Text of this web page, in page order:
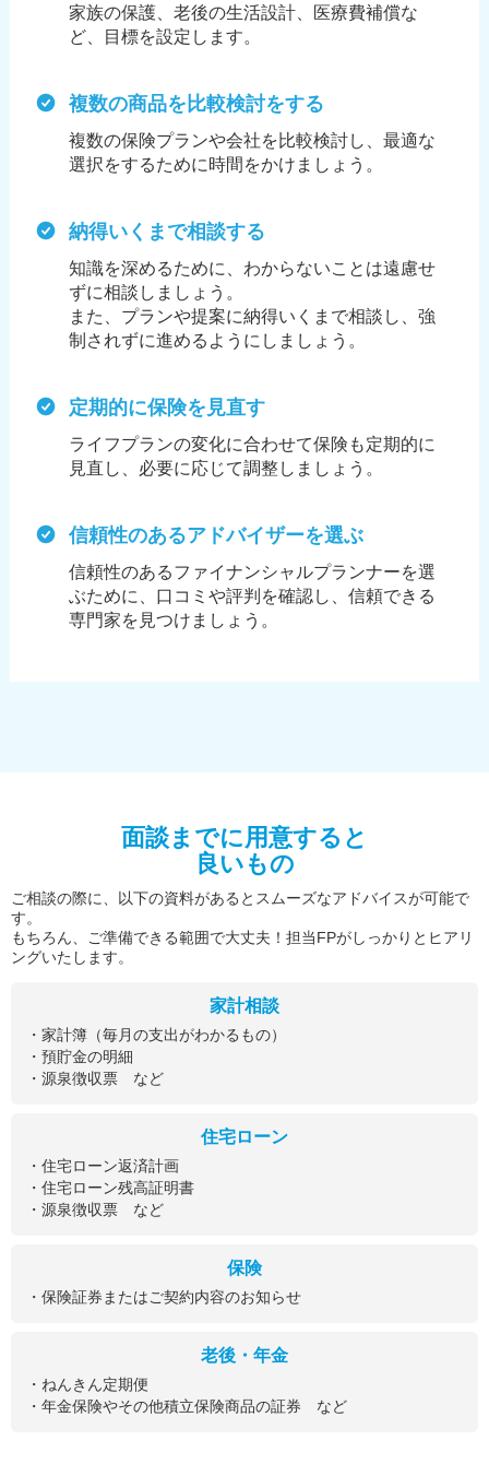
家族の保護、老後の生活設計、医療費補償な
ど、目標を設定します。
複数の商品を比較検討をする
複数の保険プランや会社を比較検討し、最適な
選択をするために時間をかけましょう。
納得いくまで相談する
知識を深めるために、わからないことは遠慮せ
ずに相談しましょう。
また、プランや提案に納得いくまで相談し、強
制されずに進めるようにしましょう。
定期的に保険を見直す
ライフプランの変化に合わせて保険も定期的に
見直し、必要に応じて調整しましょう。
信頼性のあるアドバイザーを選ぶ
信頼性のあるファイナンシャルプランナーを選
ぶために、 口コミや評判を確認し、信頼できる
専門家を見つけましょう。
面談までに用意すると
良いもの
ご相談の際に、以下の資料があるとスムーズなアドバイスが可能で
す。
もちろん、ご準備できる範囲で大丈夫！担当FPがしっかりとヒアリ
ングいたします。
家計相談
・家計簿（毎月の支出がわかるもの）
・預貯金の明細
・源泉徴収票 など
住宅ローン
・住宅ローン返済計画
・住宅ローン残高証明書
・源泉徴収票 など
保険
・保険証券またはご契約内容のお知らせ
老後・年金
・ねんきん定期便
・年金保険やその他積立保険商品の証券 など